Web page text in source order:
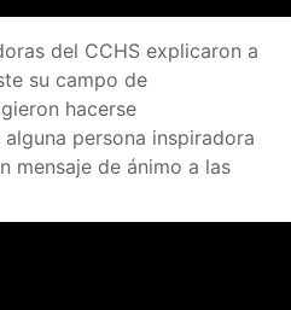
del CCHS explicaron a
su campo de
hacerse
persona inspiradora
mensaje de ánimo a las